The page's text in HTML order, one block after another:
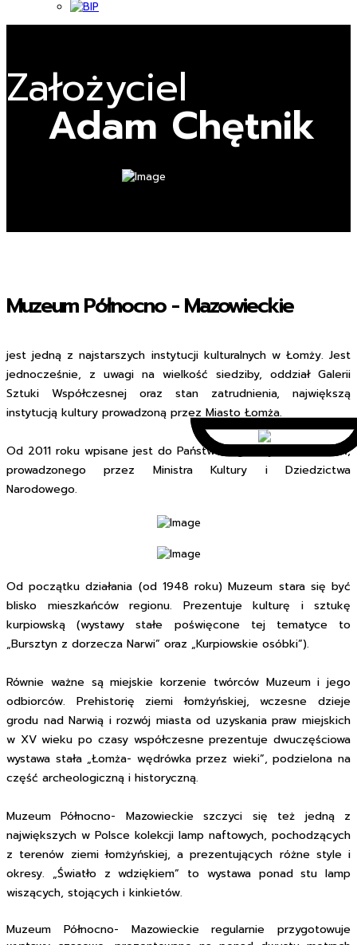
Założyciel
Adam Chętnik
Muzeum Północno - Mazowieckie
jest jedną z najstarszych instytucji kulturalnych w Łomży. Jest
jednocześnie, z uwagi na wielkość siedziby, oddział Galerii
Sztuki Współczesnej oraz stan zatrudnienia, największą
instytucją kultury prowadzoną przez Miasto Łomża.
Od 2011 roku wpisane jest do Państwowego Rejestru Muzeów,
prowadzonego przez Ministra Kultury i Dziedzictwa
Narodowego.
Od początku działania (od 1948 roku) Muzeum stara się być
blisko mieszkańców regionu. Prezentuje kulturę i sztukę
kurpiowską (wystawy stałe poświęcone tej tematyce to
„Bursztyn z dorzecza Narwi” oraz „Kurpiowskie osóbki”).
Równie ważne są miejskie korzenie twórców Muzeum i jego
odbiorców. Prehistorię ziemi łomżyńskiej, wczesne dzieje
grodu nad Narwią i rozwój miasta od uzyskania praw miejskich
w XV wieku po czasy współczesne prezentuje dwuczęściowa
wystawa stała „Łomża- wędrówka przez wieki”, podzielona na
część archeologiczną i historyczną.
Muzeum Północno- Mazowieckie szczyci się też jedną z
największych w Polsce kolekcji lamp naftowych, pochodzących
z terenów ziemi łomżyńskiej, a prezentujących różne style i
okresy. „Światło z wdziękiem” to wystawa ponad stu lamp
wiszących, stojących i kinkietów.
Muzeum Północno- Mazowieckie regularnie przygotowuje